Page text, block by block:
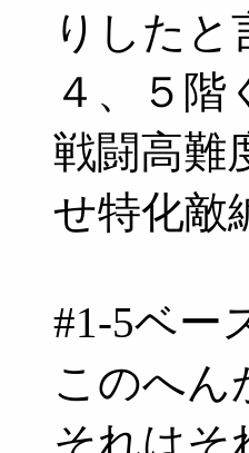
りした
４、５
戦闘高難
せ特化敵
#1-5ベー
このへん
それはそ